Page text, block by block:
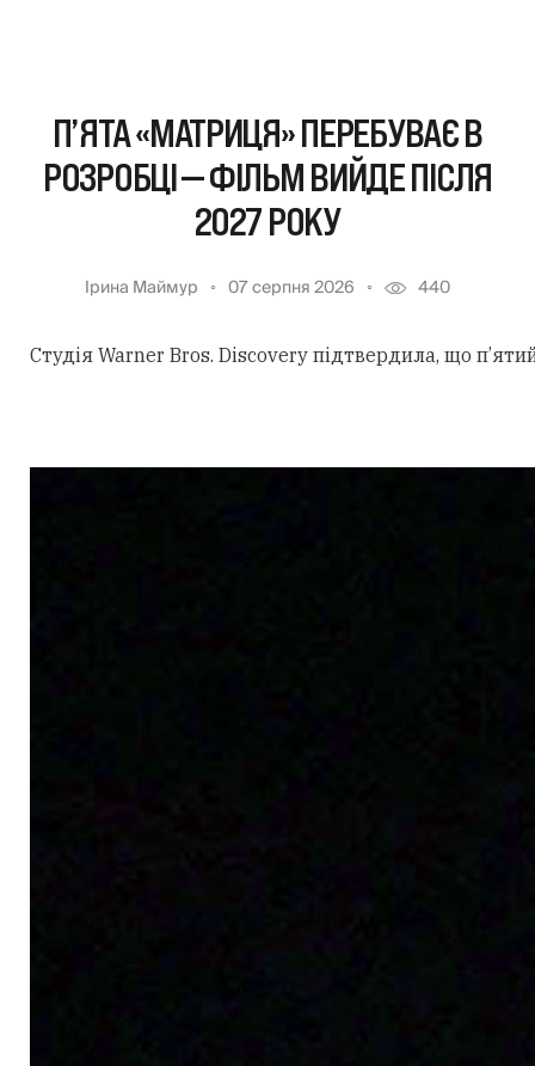
П’ЯТА «МАТРИЦЯ» ПЕРЕБУВАЄ В
РОЗРОБЦІ — ФІЛЬМ ВИЙДЕ ПІСЛЯ
2027 РОКУ
Ірина Маймур 07 серпня 2026 440
Студія Warner Bros. Discovery підтвердила, що